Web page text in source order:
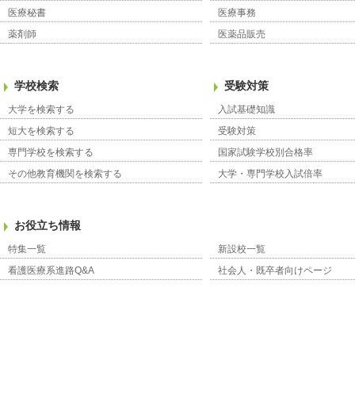
医療秘書
医療事務
薬剤師
医薬品販売
学校検索
大学を検索する
短大を検索する
専門学校を検索する
その他教育機関を検索する
受験対策
入試基礎知識
受験対策
国家試験学校別合格率
大学・専門学校入試倍率
お役立ち情報
特集一覧
新設校一覧
看護医療系進路Q&A
社会人・既卒者向けページ